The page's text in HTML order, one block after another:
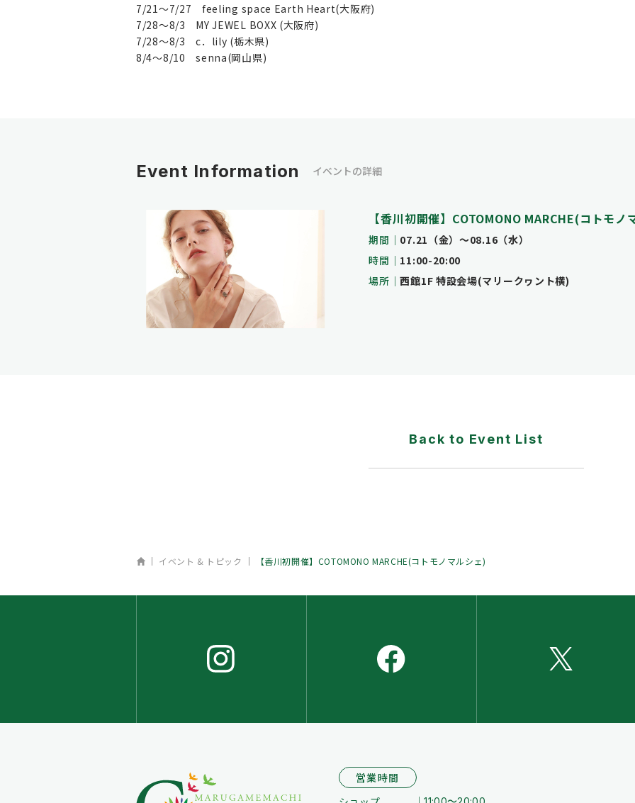
7/21～7/27 feeling space Earth Heart(大阪府)
7/28～8/3 MY JEWEL BOXX (大阪府)
7/28～8/3 c．lily (栃木県)
8/4～8/10 senna(岡山県)
Event Information イベントの詳細
【香川初開催】COTOMONO MARCHE(コトモノ
期間
07.21（金）〜08.16（水）
時間
11:00-20:00
場所
西館1F 特設会場(マリークヮント横)
Back to Event List
ホーム
イベント & トピック 【香川初開催】COTOMONO MARCHE(コトモノマルシェ)
営業時間